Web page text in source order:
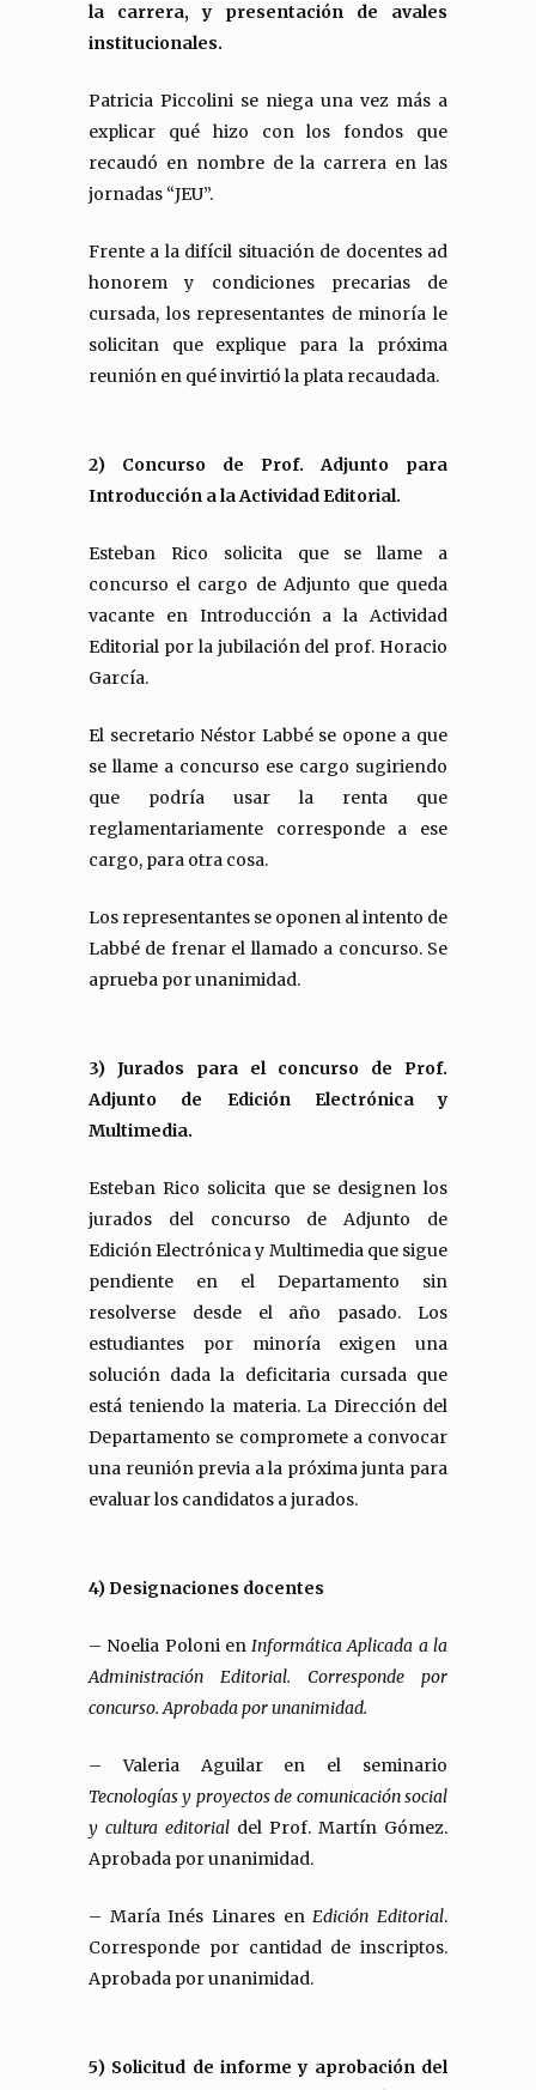
la carrera, y presentación de avales
institucionales.
Patricia Piccolini se niega una vez más a
explicar qué hizo con los fondos que
recaudó en nombre de la carrera en las
jornadas “JEU”.
Frente a la difícil situación de docentes ad
honorem y condiciones precarias de
cursada, los representantes de minoría le
solicitan que explique para la próxima
reunión en qué invirtió la plata recaudada.
2) Concurso de Prof. Adjunto para
Introducción a la Actividad Editorial.
Esteban Rico solicita que se llame a
concurso el cargo de Adjunto que queda
vacante en Introducción a la Actividad
Editorial por la jubilación del prof. Horacio
García.
El secretario Néstor Labbé se opone a que
se llame a concurso ese cargo sugiriendo
que podría usar la renta que
reglamentariamente corresponde a ese
cargo, para otra cosa.
Los representantes se oponen al intento de
Labbé de frenar el llamado a concurso. Se
aprueba por unanimidad.
3) Jurados para el concurso de Prof.
Adjunto de Edición Electrónica y
Multimedia.
Esteban Rico solicita que se designen los
jurados del concurso de Adjunto de
Edición Electrónica y Multimedia que sigue
pendiente en el Departamento sin
resolverse desde el año pasado. Los
estudiantes por minoría exigen una
solución dada la deficitaria cursada que
está teniendo la materia. La Dirección del
Departamento se compromete a convocar
una reunión previa a la próxima junta para
evaluar los candidatos a jurados.
4) Designaciones docentes
– Noelia Poloni enInformática Aplicada a la
Administración Editorial. Corresponde por
concurso. Aprobada por unanimidad.
– Valeria Aguilar en el seminario
Tecnologías y proyectos de comunicación social
y cultura editorial del Prof. Martín Gómez.
Aprobada por unanimidad.
– María Inés Linares enEdición Editorial.
Corresponde por cantidad de inscriptos.
Aprobada por unanimidad.
5) Solicitud de informe y aprobación del